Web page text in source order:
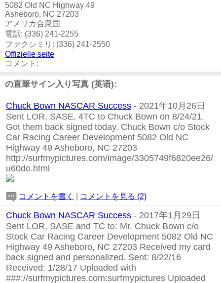
5082 Old NC Highway 49
Asheboro, NC 27203
アメリカ合衆国
電話: (336) 241-2255
ファクシミリ: (336) 241-2550
Offizielle seite
コメント:
の直筆サイン入り写真 (英语):
Chuck Bown NASCAR Success - 2021年10月26日
Sent LOR, SASE, 4TC to Chuck Bown on 8/24/21.
Got them back signed today. Chuck Bown c/o Stock
Car Racing Career Development 5082 Old NC
Highway 49 Asheboro, NC 27203
http://surfmypictures.com/image/3305749f6820ee26/
u60do.html
コメントを書く コメントを見る (2)
Chuck Bown NASCAR Success - 2017年1月29日
Sent LOR, SASE and TC to: Mr. Chuck Bown c/o
Stock Car Racing Career Development 5082 Old NC
Highway 49 Asheboro, NC 27203 Received my card
back signed and personalized. Sent: 8/22/16
Received: 1/28/17 Uploaded with
###://surfmypictures.com:surfmypictures Uploaded